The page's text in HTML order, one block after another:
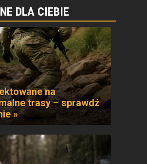
DLA CIEBIE
na
trasy – sprawdź
»